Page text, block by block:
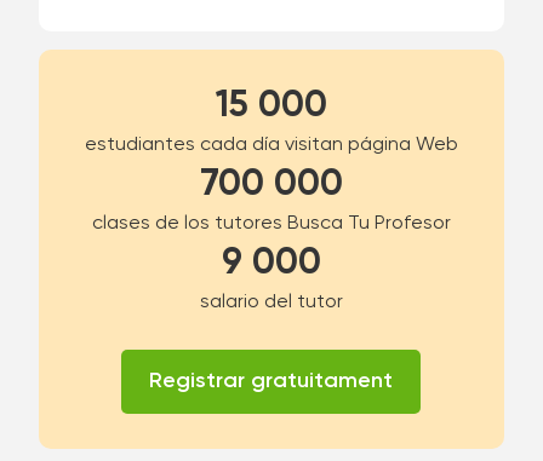
15 000
estudiantes cada día visitan página Web
700 000
clases de los tutores Busca Tu Profesor
9 000
salario del tutor
Registrar gratuitament